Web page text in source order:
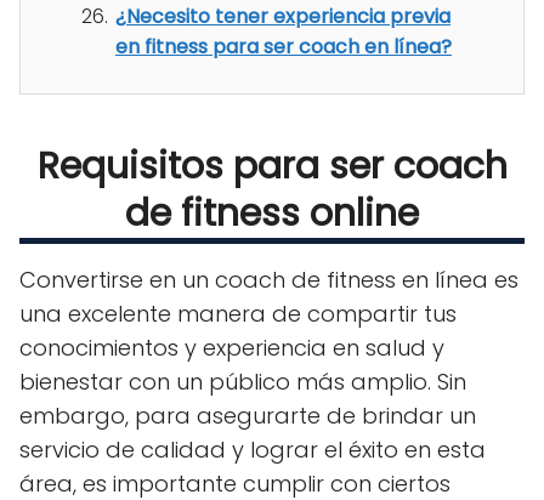
¿Necesito tener experiencia previa
en fitness para ser coach en línea?
Requisitos para ser coach
de fitness online
Convertirse en un coach de fitness en línea es
una excelente manera de compartir tus
conocimientos y experiencia en salud y
bienestar con un público más amplio. Sin
embargo, para asegurarte de brindar un
servicio de calidad y lograr el éxito en esta
área, es importante cumplir con ciertos